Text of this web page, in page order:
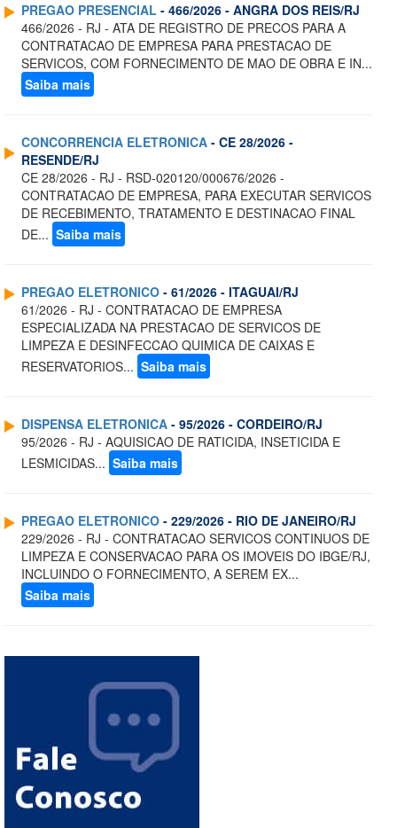
PREGAO PRESENCIAL - 466/2026 - ANGRA DOS REIS/RJ
466/2026 - RJ - ATA DE REGISTRO DE PRECOS PARA A
CONTRATACAO DE EMPRESA PARA PRESTACAO DE
SERVICOS, COM FORNECIMENTO DE MAO DE OBRA E IN...
Saiba mais
CONCORRENCIA ELETRONICA - CE 28/2026 -
RESENDE/RJ
CE 28/2026 - RJ - RSD-020120/000676/2026 -
CONTRATACAO DE EMPRESA, PARA EXECUTAR SERVICOS
DE RECEBIMENTO, TRATAMENTO E DESTINACAO FINAL
DE... Saiba mais
PREGAO ELETRONICO - 61/2026 - ITAGUAI/RJ
61/2026 - RJ - CONTRATACAO DE EMPRESA
ESPECIALIZADA NA PRESTACAO DE SERVICOS DE
LIMPEZA E DESINFECCAO QUIMICA DE CAIXAS E
RESERVATORIOS... Saiba mais
DISPENSA ELETRONICA - 95/2026 - CORDEIRO/RJ
95/2026 - RJ - AQUISICAO DE RATICIDA, INSETICIDA E
LESMICIDAS... Saiba mais
PREGAO ELETRONICO - 229/2026 - RIO DE JANEIRO/RJ
229/2026 - RJ - CONTRATACAO SERVICOS CONTINUOS DE
LIMPEZA E CONSERVACAO PARA OS IMOVEIS DO IBGE/RJ,
INCLUINDO O FORNECIMENTO, A SEREM EX...
Saiba mais